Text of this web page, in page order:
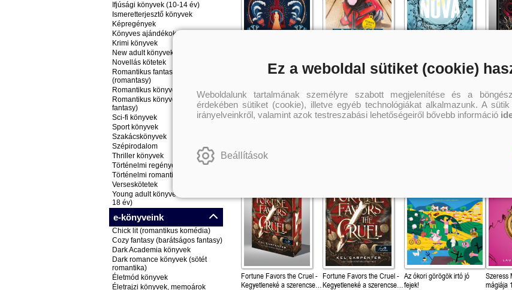
Ifjúsági könyvek (10-14 év)
Ismeretterjesztő könyvek
Képregények
Könyves ajándékok
Krimi könyvek
New adult könyvek
Novellás kötetek
Romantikus fantasy könyvek
(romantasy)
Romantikus könyvek
Romantikus könyvek (nem
fantasy)
Sci-fi könyvek
Sport könyvek
Szakácskönyvek
Szépirodalom
Thriller könyvek
Történelmi regények
Történelmi romantikus könyvek
Verseskötetek
Young adult könyvek (ifjúsági, 14-
18 év)
e-könyveink
Chick lit (romantikus komédia)
Cozy fantasy (barátságos fantasy)
Dark Academia könyvek
Dark romance könyvek (sötét
romantika)
Életmód könyvek
Életrajzi könyvek, memoárok
Where the Library Hides - A
titkai 2.)
Isabel Ibanez
Zeusz, A vízimentő kutya
W. Bruce Cameron
Nova (A Renegátok 2.)
A
kiadás!)
+overlay
Heteira
Fortune Favors the Cruel -
Kegyetleneké a szerencse
Fortune Favors the Cruel -
Kegyetleneké a szerencse
Az ókori görögök irtó jó
fejek!
Szeress
mágiája
Ez a weboldal sütiket (cookie)
Weboldalunk tartalmának személyre szabott megjelenítése és a
érdekében sütiket (cookie), illetve egyéb technológiákat alkalmazunk. A
irányelveinkről, valamint azok testreszabási lehetőségeiről bővebb információ
Beállítások